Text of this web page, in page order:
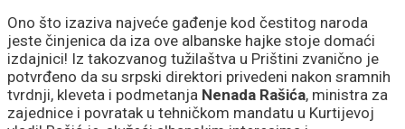
Ono što izaziva najveće gađenje kod čestitog naroda
jeste činjenica da iza ove albanske hajke stoje domaći
izdajnici! Iz takozvanog tužilaštva u Prištini zvanično je
potvrđeno da su srpski direktori privedeni nakon sramnih
tvrdnji, kleveta i podmetanja Nenada Rašića, ministra za
zajednice i povratak u tehničkom mandatu u Kurtijevoj